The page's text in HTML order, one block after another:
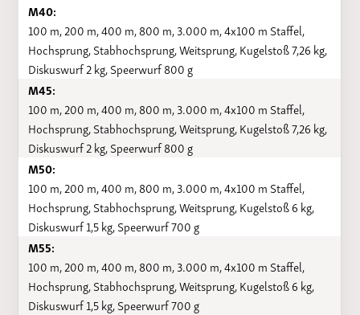
M40:
100 m, 200 m, 400 m, 800 m, 3.000 m, 4x100 m Staffel,
Hochsprung, Stabhochsprung, Weitsprung, Kugelstoß 7,26 kg,
Diskuswurf 2 kg, Speerwurf 800 g
M45:
100 m, 200 m, 400 m, 800 m, 3.000 m, 4x100 m Staffel,
Hochsprung, Stabhochsprung, Weitsprung, Kugelstoß 7,26 kg,
Diskuswurf 2 kg, Speerwurf 800 g
M50:
100 m, 200 m, 400 m, 800 m, 3.000 m, 4x100 m Staffel,
Hochsprung, Stabhochsprung, Weitsprung, Kugelstoß 6 kg,
Diskuswurf 1,5 kg, Speerwurf 700 g
M55:
100 m, 200 m, 400 m, 800 m, 3.000 m, 4x100 m Staffel,
Hochsprung, Stabhochsprung, Weitsprung, Kugelstoß 6 kg,
Diskuswurf 1,5 kg, Speerwurf 700 g